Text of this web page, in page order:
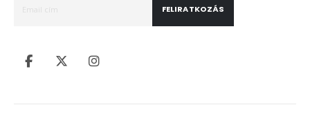
FELIRATKOZÁS